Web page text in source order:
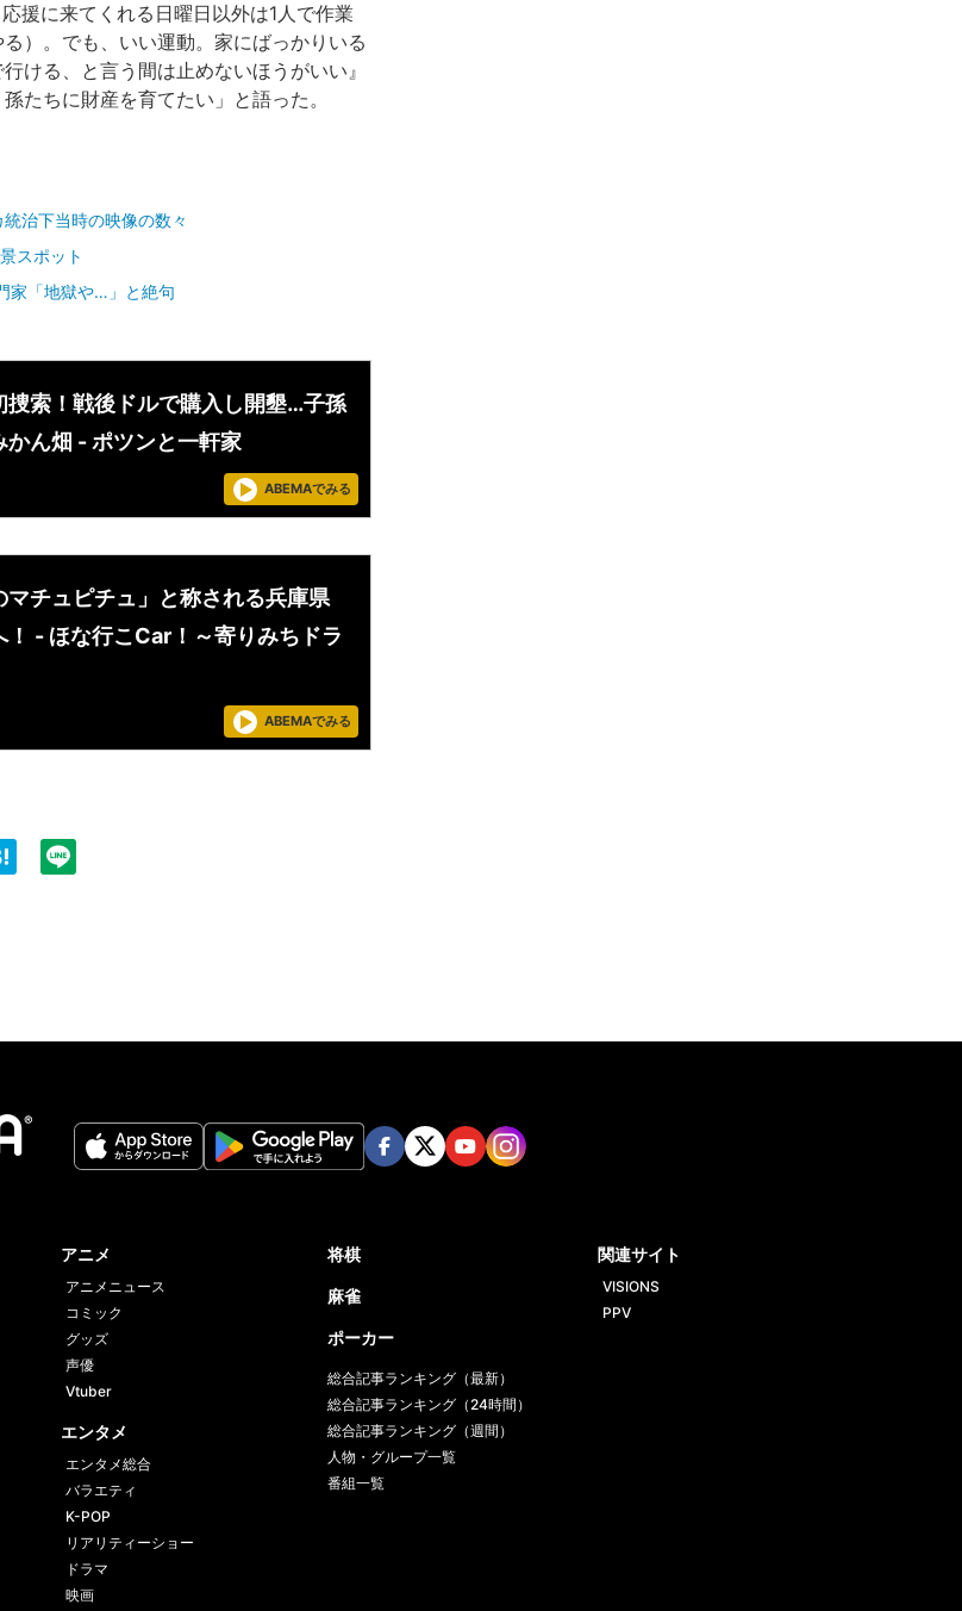
援に来てくれる日曜日以外は1人で作業
）。でも、いい運動。家にばっかりいる
ける、と言う間は止めないほうがいい』
たちに財産を育てたい」と語った。
治下当時の映像の数々
スポット
家「地獄や…」と絶句
捜索！戦後ドルで購入し開墾…子孫
かん畑 - ポツンと一軒家
ABEMAでみる
マチュピチュ」と称される兵庫県
！ - ほな行こCar！～寄りみちドラ
ABEMAでみる
アニメ
アニメニュース
コミック
グッズ
声優
Vtuber
エンタメ
エンタメ総合
バラエティ
K-POP
リアリティーショー
ドラマ
映画
将棋
麻雀
ポーカー
総合記事ランキング（最新）
総合記事ランキング（24時間）
総合記事ランキング（週間）
人物・グループ一覧
番組一覧
関連サイト
VISIONS
PPV